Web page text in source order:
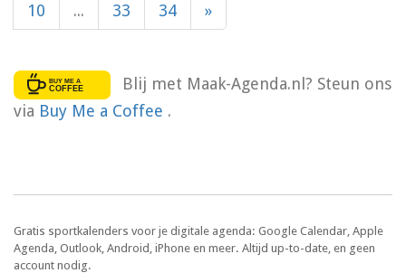
10 ... 33 34 »
Blij met Maak-Agenda.nl? Steun ons
via Buy Me a Coffee .
Gratis sportkalenders voor je digitale agenda: Google Calendar, Apple
Agenda, Outlook, Android, iPhone en meer. Altijd up-to-date, en geen
account nodig.